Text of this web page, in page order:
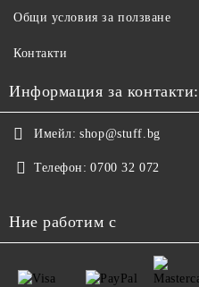
Общи условия за ползване
Контакти
Информация за контакти:
Имейл: shop@stuff.bg
Телефон: 0700 32 072
Ние работим с